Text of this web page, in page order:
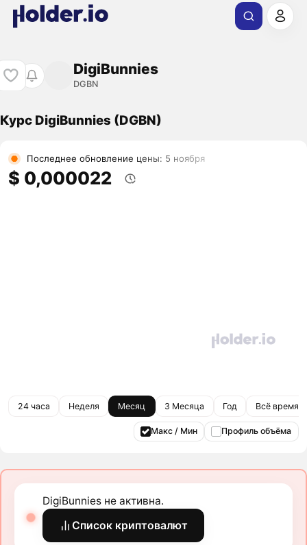
DigiBunnies
DGBN
Курс DigiBunnies (DGBN)
Последнее обновление цены: 5 ноября
$ 0,000022
24 часа Неделя Месяц 3 Месяца Год Всё время
Макс / Мин Профиль объёма
DigiBunnies не активна.
Список криптовалют